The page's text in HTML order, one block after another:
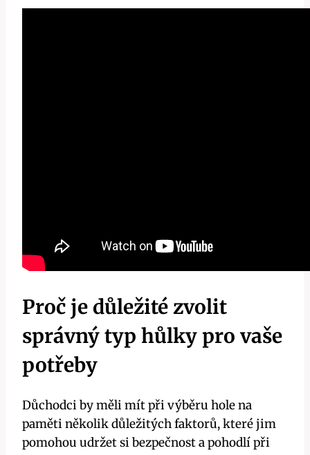
Proč je důležité zvolit
správný typ hůlky pro vaše
potřeby
Důchodci by měli mít při výběru hole na
paměti několik důležitých faktorů, které jim
pomohou udržet si bezpečnost a pohodlí při